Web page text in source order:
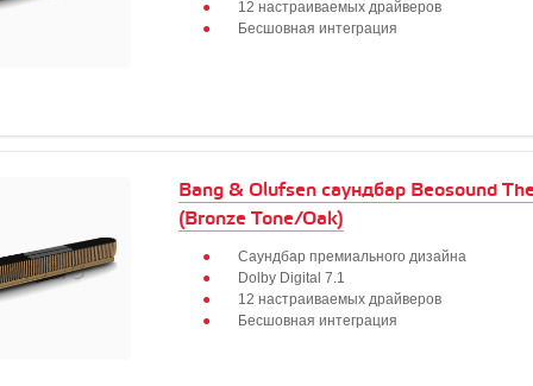
12 настраиваемых драйверов
Бесшовная интеграция
Bang & Olufsen саундбар Beosound
(Bronze Tone/Oak)
Саундбар премиального дизайна
Dolby Digital 7.1
12 настраиваемых драйверов
Бесшовная интеграция